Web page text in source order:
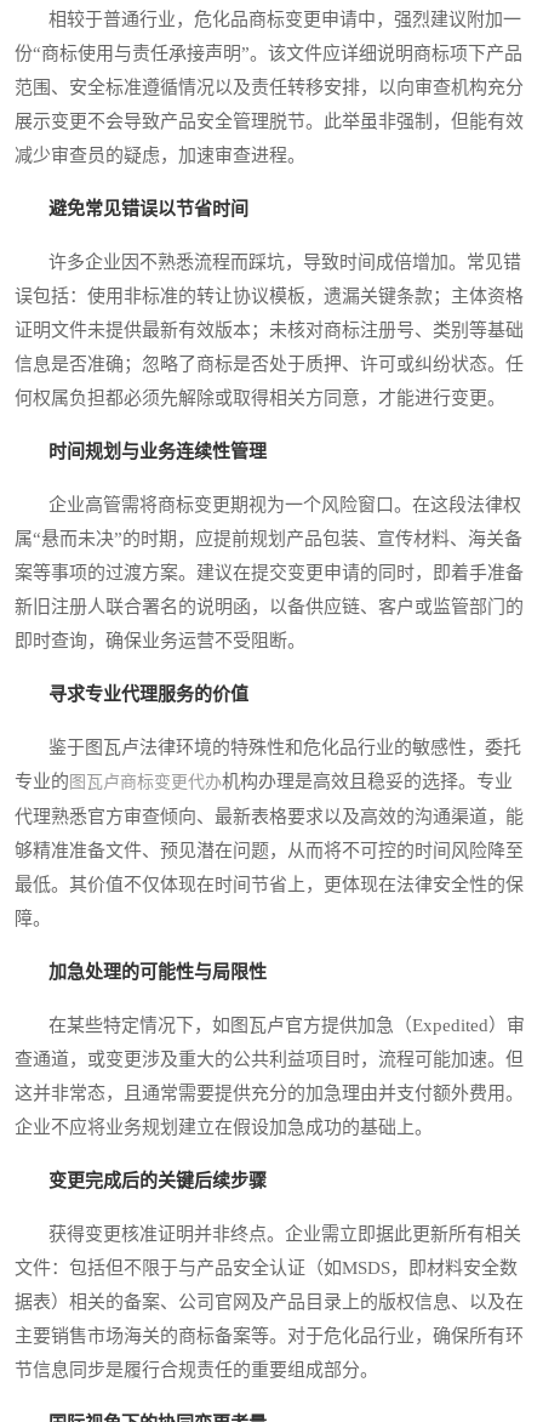
相较于普通行业，危化品商标变更申请中，强烈建议附加一
份“商标使用与责任承接声明”。该文件应详细说明商标项下产品
范围、安全标准遵循情况以及责任转移安排，以向审查机构充分
展示变更不会导致产品安全管理脱节。此举虽非强制，但能有效
减少审查员的疑虑，加速审查进程。
避免常见错误以节省时间
许多企业因不熟悉流程而踩坑，导致时间成倍增加。常见错
误包括：使用非标准的转让协议模板，遗漏关键条款；主体资格
证明文件未提供最新有效版本；未核对商标注册号、类别等基础
信息是否准确；忽略了商标是否处于质押、许可或纠纷状态。任
何权属负担都必须先解除或取得相关方同意，才能进行变更。
时间规划与业务连续性管理
企业高管需将商标变更期视为一个风险窗口。在这段法律权
属“悬而未决”的时期，应提前规划产品包装、宣传材料、海关备
案等事项的过渡方案。建议在提交变更申请的同时，即着手准备
新旧注册人联合署名的说明函，以备供应链、客户或监管部门的
即时查询，确保业务运营不受阻断。
寻求专业代理服务的价值
鉴于图瓦卢法律环境的特殊性和危化品行业的敏感性，委托
专业的 图瓦卢商标变更代办机构办理是高效且稳妥的选择。专业
代理熟悉官方审查倾向、最新表格要求以及高效的沟通渠道，能
够精准准备文件、预见潜在问题，从而将不可控的时间风险降至
最低。其价值不仅体现在时间节省上，更体现在法律安全性的保
障。
加急处理的可能性与局限性
在某些特定情况下，如图瓦卢官方提供加急（Expedited）审
查通道，或变更涉及重大的公共利益项目时，流程可能加速。但
这并非常态，且通常需要提供充分的加急理由并支付额外费用。
企业不应将业务规划建立在假设加急成功的基础上。
变更完成后的关键后续步骤
获得变更核准证明并非终点。企业需立即据此更新所有相关
文件：包括但不限于与产品安全认证（如MSDS，即材料安全数
据表）相关的备案、公司官网及产品目录上的版权信息、以及在
主要销售市场海关的商标备案等。对于危化品行业，确保所有环
节信息同步是履行合规责任的重要组成部分。